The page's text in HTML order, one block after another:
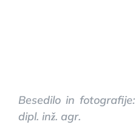
Besedilo in
dipl. inž. agr.